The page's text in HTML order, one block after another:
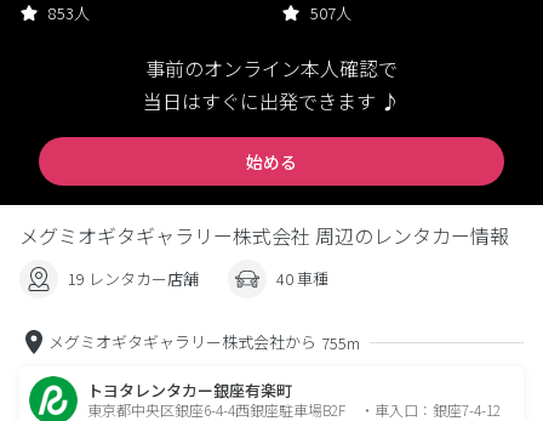
853人 507人
事前のオンライン本人確認で
当日はすぐに出発できます ♪
始める
メグミオギタギャラリー株式会社 周辺のレンタカー情報
19 レンタカー店舗 40 車種
メグミオギタギャラリー株式会社から 755m
トヨタレンタカー銀座有楽町
東京都中央区銀座6-4-4西銀座駐車場B2F ・車入口：銀座7-4-12